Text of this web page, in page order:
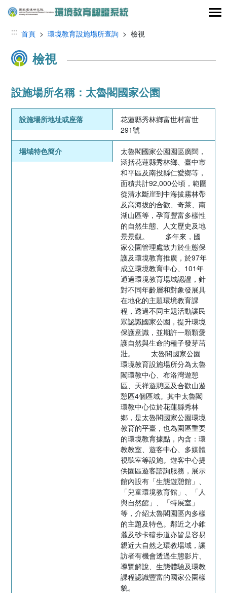
跳到主要內容區塊
::: 首頁 >環境教育設施場所查詢 > 檢視
檢視
設施場所名稱：太魯閣國家公園
設施場所地址或座落
花蓮縣秀林鄉富世村富世
291號
場域特色簡介
太魯閣國家公園園區廣闊，
涵括花蓮縣秀林鄉、臺中市
和平區及南投縣仁愛鄉等，
面積共計92,000公頃，範圍
從清水斷崖到中海拔霧林帶
及高海拔的合歡、奇萊、南
湖山區等，孕育豐富多樣性
的自然生態、人文歷史及地
景景觀。 多年來，國
家公園管理處致力於生態保
護及環境教育推廣，於97年
成立環境教育中心、101年
通過環境教育場域認證，針
對不同年齡層和對象發展具
在地化的主題環境教育課
程，透過不同主題活動讓民
眾認識國家公園，提升環境
保護意識，並期許一顆顆愛
護自然與生命的種子發芽茁
壯。 太魯閣國家公園
環境教育設施場所分為太魯
閣環教中心、布洛灣遊憩
區、天祥遊憩區及合歡山遊
憩區4個區域。其中太魯閣
環教中心位於花蓮縣秀林
鄉，是太魯閣國家公園環境
教育的平臺，也為園區重要
的環境教育據點，內含：環
教教室、遊客中心、多媒體
視聽室等設施。遊客中心提
供園區遊客諮詢服務，展示
館內設有「生態遊憩館」、
「兒童環境教育館」、「人
與自然館」、「特展室」
等，介紹太魯閣園區內多樣
的主題及特色。鄰近之小錐
麓及砂卡礑步道亦皆是容易
親近大自然之環教場域，讓
訪者有機會透過生態影片、
導覽解說、生態體驗及環教
課程認識豐富的國家公園樣
貌。